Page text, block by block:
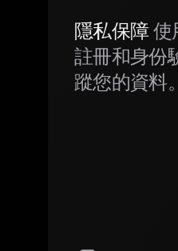
隱私保障使
註冊和身份
蹤您的資料。